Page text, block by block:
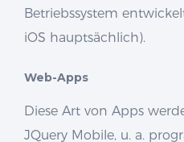
Betriebssystem
iOS hauptsächlich).
Web-Apps
Diese Art von Apps
JQuery Mobile, u. a.